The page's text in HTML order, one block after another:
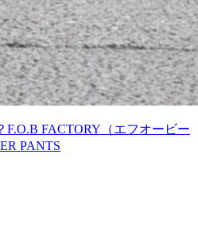
F.O.B FACTORY（エフオービー
PANTS